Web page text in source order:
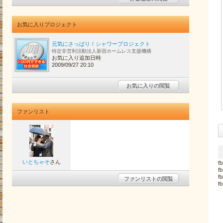
お気に入りプロジェクト
元気にさっぱり！シャワープロジェクト
特定非営利活動法人新宿ホームレス支援機構
お気に入り追加日時
2009/09/27 20:10
お気に入りの閲覧
ファンリスト
いとちゃそさん
ファンリストの閲覧